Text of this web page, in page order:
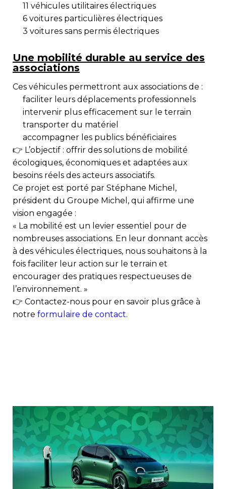
11 véhicules utilitaires électriques
6 voitures particulières électriques
3 voitures sans permis électriques
Une mobilité durable au service des
associations
Ces véhicules permettront aux associations de :
faciliter leurs déplacements professionnels
intervenir plus efficacement sur le terrain
transporter du matériel
accompagner les publics bénéficiaires
👉 L’objectif : offrir des solutions de mobilité
écologiques, économiques et adaptées aux
besoins réels des acteurs associatifs.
Ce projet est porté par Stéphane Michel ,
président du Groupe Michel, qui affirme une
vision engagée :
« La mobilité est un levier essentiel pour de
nombreuses associations. En leur donnant accès
à des véhicules électriques, nous souhaitons à la
fois faciliter leur action sur le terrain et
encourager des pratiques respectueuses de
l’environnement. »
👉 Contactez-nous pour en savoir plus grâce à
notre formulaire de contact.